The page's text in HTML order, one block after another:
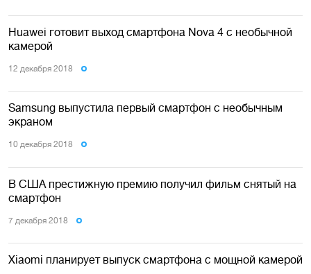
Huawei готовит выход смартфона Nova 4 с необычной
камерой
12 декабря 2018
Samsung выпустила первый смартфон с необычным
экраном
10 декабря 2018
В США престижную премию получил фильм снятый на
смартфон
7 декабря 2018
Xiaomi планирует выпуск смартфона с мощной камерой